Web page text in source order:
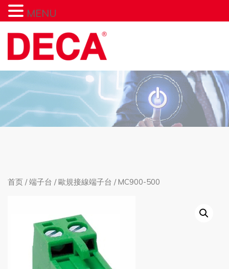
首页 /端子台 /歐規接線端子台 / MC900-500
MENU